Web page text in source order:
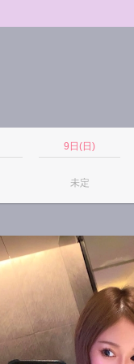
9日(日)
未定